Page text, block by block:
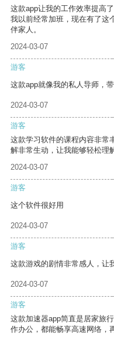
这款app让我的工作效率提高
我以前经常加班，现在有了这
伴家人。
2024-03-07
游客
这款app就像我的私人导师，
2024-03-07
游客
这款学习软件的课程内容非常
解非常生动，让我能够轻松理
2024-03-07
游客
这个软件很好用
2024-03-07
游客
这款游戏的剧情非常感人，让
2024-03-07
游客
这款加速器app简直是居家旅
作办公，都能畅享高速网络，